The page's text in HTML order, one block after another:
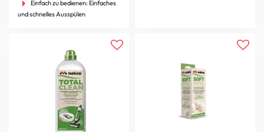
Einfach zu bedienen: Einfaches
und schnelles Ausspülen